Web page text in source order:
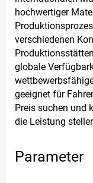
hochwertiger
verschiedenen
globale
geeignet für
Preis suchen und
die Leistung
Parameter